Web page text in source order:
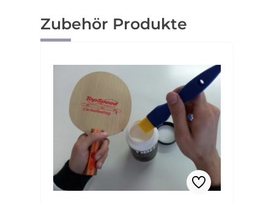
Produktgalerie überspringen
Zubehör Produkte